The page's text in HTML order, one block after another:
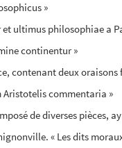
»
et ultimus philosophiae a
continentur »
contenant deux oraisons
Aristotelis commentaria »
de diverses pièces,
« Les dits